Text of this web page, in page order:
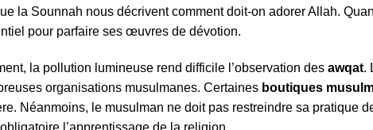
la Sounnah nous décrivent comment doit-on adorer Allah.
pour parfaire ses œuvres de dévotion.
la pollution lumineuse rend difficile l’observation des awqat.
organisations musulmanes. Certaines boutiques
Néanmoins, le musulman ne doit pas restreindre sa pratique
l’apprentissage de la religion.